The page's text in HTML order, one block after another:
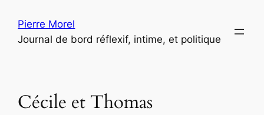
contenu
Pierre Morel
Journal de bord réflexif, intime, et politique
Cécile et Thomas